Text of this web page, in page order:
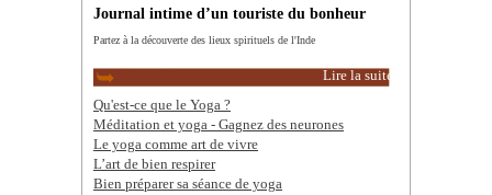
Journal intime d’un touriste du bonheur
Partez à la découverte des lieux spirituels de l'Inde
Lire la suite
Qu'est-ce que le Yoga ?
Méditation et yoga - Gagnez des neurones
Le yoga comme art de vivre
L’art de bien respirer
Bien préparer sa séance de yoga